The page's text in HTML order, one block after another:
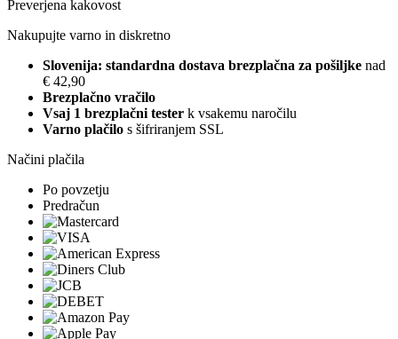
Preverjena kakovost
Nakupujte varno in diskretno
Slovenija: standardna dostava brezplačna za pošiljke nad
€ 42,90
Brezplačno vračilo
Vsaj 1 brezplačni tester k vsakemu naročilu
Varno plačilo s šifriranjem SSL
Načini plačila
Po povzetju
Predračun